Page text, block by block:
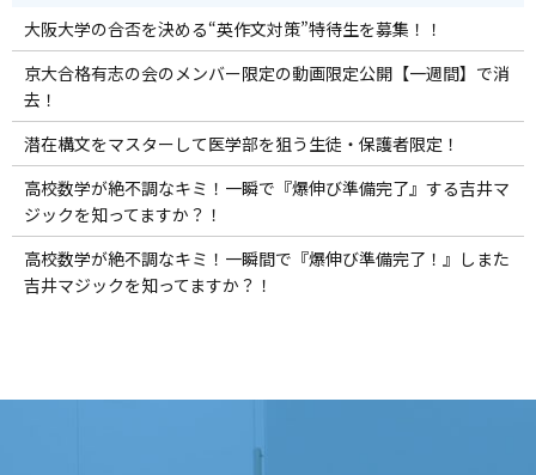
大阪大学の合否を決める“英作文対策”特待生を募集！！
京大合格有志の会のメンバー限定の動画限定公開【一週間】で消
去！
潜在構文をマスターして医学部を狙う生徒・保護者限定！
高校数学が絶不調なキミ！一瞬で『爆伸び準備完了』する吉井マ
ジックを知ってますか？！
高校数学が絶不調なキミ！一瞬間で『爆伸び準備完了！』しまた
吉井マジックを知ってますか？！